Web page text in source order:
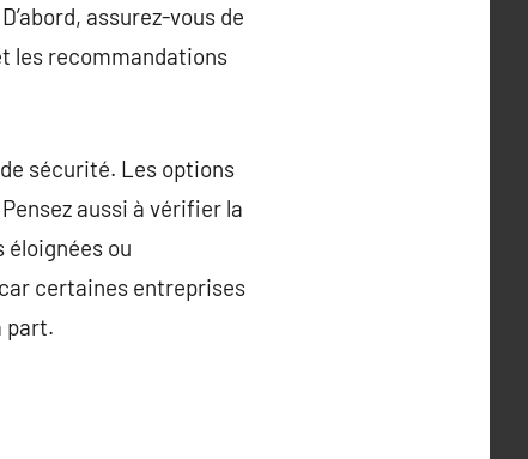
assurez-vous de
les recommandations
sécurité. Les options
aussi à vérifier la
ou
certaines entreprises
part.